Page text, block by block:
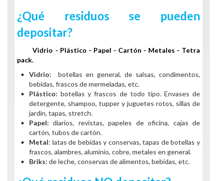
¿Qué residuos se pueden
depositar?
Vidrio - Plástico - Papel - Cartón - Metales - Tetra
pack.
Vidrio: botellas en general, de salsas, condimentos,
bebidas, frascos de mermeladas, etc.
Plástico: botellas y frascos de todo tipo. Envases de
detergente, shampoo, tupper y juguetes rotos, sillas de
jardín, tapas, stretch.
Papel: diarios, revistas, papeles de oficina, cajas de
cartón, tubos de cartón.
Metal: latas de bebidas y conservas, tapas de botellas y
frascos, alambres, aluminio, cobre, metales en general.
Briks: de leche, conservas de alimentos, bebidas, etc.